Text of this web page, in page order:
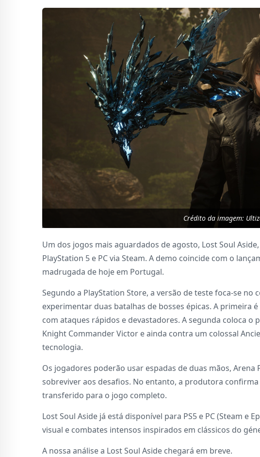
Crédito da imagem:
Um dos jogos mais aguardados de agosto, Lost Soul
PlayStation 5 e PC via Steam. A demo coincide com o
madrugada de hoje em Portugal.
Segundo a PlayStation Store, a versão de teste foca-se
experimentar duas batalhas de bosses épicas. A primeira
com ataques rápidos e devastadores. A segunda coloca
Knight Commander Victor e ainda contra um colossal
tecnologia.
Os jogadores poderão usar espadas de duas mãos,
sobreviver aos desafios. No entanto, a produtora
transferido para o jogo completo.
Lost Soul Aside já está disponível para PS5 e PC (Steam e
visual e combates intensos inspirados em clássicos do
A nossa análise a Lost Soul Aside chegará em breve.